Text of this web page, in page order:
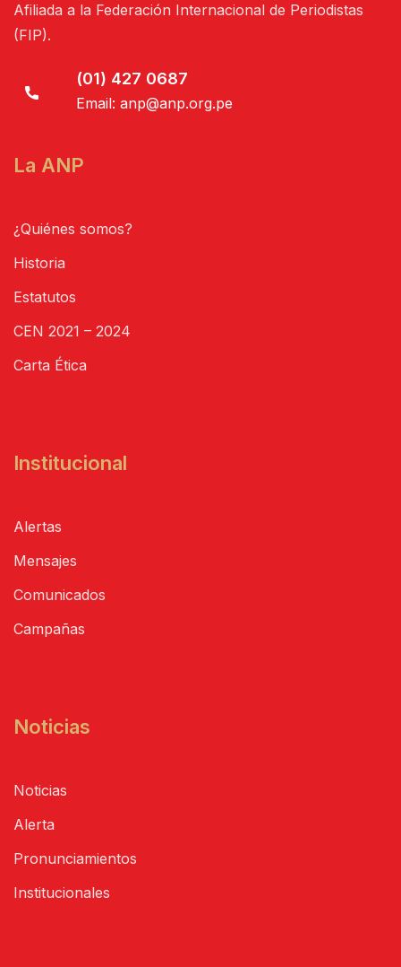
Afiliada a la Federación Internacional de Periodistas
(FIP).
(01) 427 0687
Email: anp@anp.org.pe
La ANP
¿Quiénes somos?
Historia
Estatutos
CEN 2021 – 2024
Carta Ética
Institucional
Alertas
Mensajes
Comunicados
Campañas
Noticias
Noticias
Alerta
Pronunciamientos
Institucionales